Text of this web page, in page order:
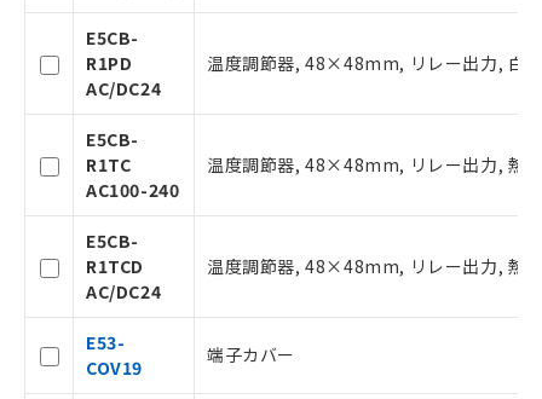
E5CB-
R1PD
AC/DC24
温度調節器, 48×48mm, リレー出力, 白
E5CB-
R1TC
AC100-240
温度調節器, 48×48mm, リレー出力, 熱
E5CB-
R1TCD
AC/DC24
温度調節器, 48×48mm, リレー出力, 熱
E53-
COV19
端子カバー
記
号
○ 一定数以上の在庫あり
△
本サービスは、当社制御機器事業取扱
抜)を提供させていただくものです。
当社制御機器事業取扱商品の中には、
本サービスの対象外となる商品もある
在庫状況および標準価格照会結果は、
記載している更新日時点での社内デー
タに基づき作成されるものであり、閲
準価格とは異なる場合があることをご
了承ください。
正式な納期状況および標準価格はお客
様のお取引先、またはお客様担当のオ
ムロン制御機器販売店・当社販売員に